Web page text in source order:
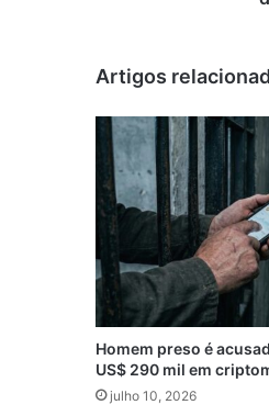
Artigos
Homem preso é
US$ 290 mil em
julho 10, 2026